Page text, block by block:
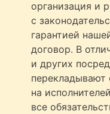
организация и
с
гарантией
договор. В
и других
перекладывают
на
все